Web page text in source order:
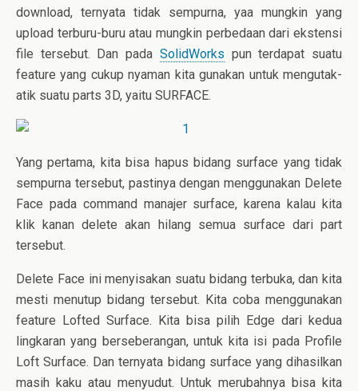
download, ternyata tidak sempurna, yaa mungkin yang
upload terburu-buru atau mungkin perbedaan dari ekstensi
file tersebut. Dan pada SolidWorks pun terdapat suatu
feature yang cukup nyaman kita gunakan untuk mengutak-
atik suatu parts 3D, yaitu SURFACE.
Yang pertama, kita bisa hapus bidang surface yang tidak
sempurna tersebut, pastinya dengan menggunakan Delete
Face pada command manajer surface, karena kalau kita
klik kanan delete akan hilang semua surface dari part
tersebut.
Delete Face ini menyisakan suatu bidang terbuka, dan kita
mesti menutup bidang tersebut. Kita coba menggunakan
feature Lofted Surface. Kita bisa pilih Edge dari kedua
lingkaran yang berseberangan, untuk kita isi pada Profile
Loft Surface. Dan ternyata bidang surface yang dihasilkan
masih kaku atau menyudut. Untuk merubahnya bisa kita